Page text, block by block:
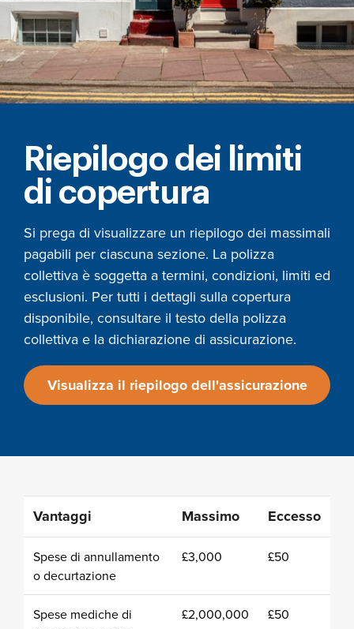
Riepilogo dei limiti
di copertura
Si prega di visualizzare un riepilogo dei massimali
pagabili per ciascuna sezione. La polizza
collettiva è soggetta a termini, condizioni, limiti ed
esclusioni. Per tutti i dettagli sulla copertura
disponibile, consultare il testo della polizza
collettiva e la dichiarazione di assicurazione.
Visualizza il riepilogo dell'assicurazione
Vantaggi Massimo Eccesso
Spese di annullamento
o decurtazione
£3,000 £50
Spese mediche di
£2,000,000 £50